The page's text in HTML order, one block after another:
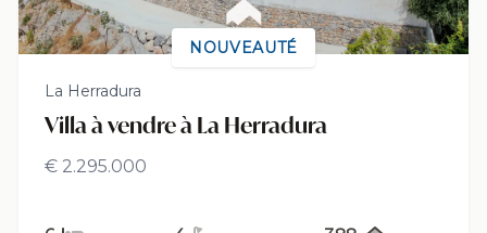
NOUVEAUTÉ
La Herradura
Villa à vendre à La Herradura
€ 2.295.000